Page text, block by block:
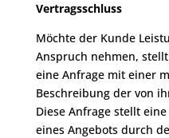
Vertragsschluss
Möchte der Kunde
Anspruch nehmen,
eine Anfrage mit einer
Beschreibung der von
Diese Anfrage stellt
eines Angebots durch